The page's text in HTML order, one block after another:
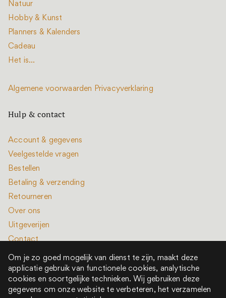
Natuur
Hobby & Kunst
Planners & Kalenders
Cadeau
Het is...
Algemene voorwaarden Privacyverklaring
Hulp & contact
Account & gegevens
Veelgestelde vragen
Bestellen
Betaling & verzending
Retourneren
Over ons
Uitgeverijen
Contact
Om je zo goed mogelijk van dienst te zijn, maakt deze
applicatie gebruik van functionele cookies, analytische
cookies en soortgelijke technieken. Wij gebruiken deze
gegevens om onze website te verbeteren, het verzamelen